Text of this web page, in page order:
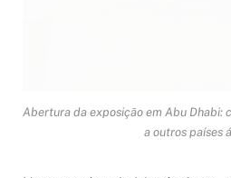
Abertura da exposição em Abu Dhabi:
a outros países